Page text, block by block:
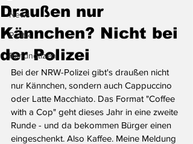
News
Politik
Randnotizen
Draußen nur
Kännchen? Nicht bei
der Polizei
Bei der NRW-Polizei gibt's draußen nicht
nur Kännchen, sondern auch Cappuccino
oder Latte Macchiato. Das Format "Coffee
with a Cop" geht dieses Jahr in eine zweite
Runde - und da bekommen Bürger einen
eingeschenkt. Also Kaffee. Meine Meldung